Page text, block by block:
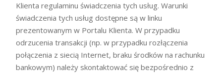
Klienta regulaminu świadczenia tych usług. Warunki
świadczenia tych usług dostępne są w linku
prezentowanym w Portalu Klienta. W przypadku
odrzucenia transakcji (np. w przypadku rozłączenia
połączenia z siecią Internet, braku środków na rachunku
bankowym) należy skontaktować się bezpośrednio z